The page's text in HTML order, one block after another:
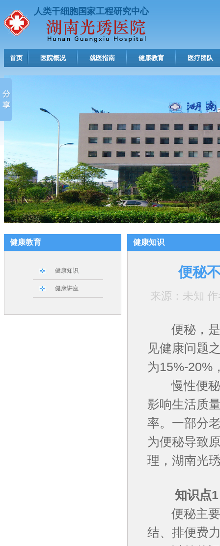
人类干细胞国家工程研究中心
首页 医院概况 就医指南 健康教育 医疗团队
健康教育
健康知识
健康讲座
健康知识
便秘
来源：未知
便秘，是
见健康问题
为15%-20%
慢性便秘
影响生活质
率。一部分
为便秘导致
理，湖南光
知识点1
便秘主要
结、排便费